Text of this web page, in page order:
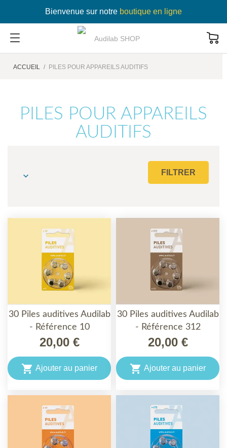
Bienvenue sur notre boutique en ligne
ACCUEIL PILES POUR APPAREILS AUDITIFS
PILES POUR APPAREILS
AUDITIFS
 FILTRER
30 Piles auditives Audilab
- Référence 10
20,00 €
 Ajouter au panier
30 Piles auditives Audilab
- Référence 312
20,00 €
 Ajouter au panier